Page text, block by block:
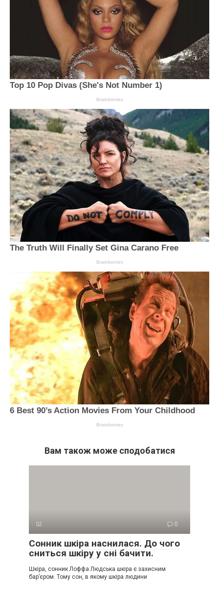
Вам також може сподобатися
Ш 0
Сонник шкіра наснилася. До чого
сниться шкіру у сні бачити.
Шкіра, сонник Лоффа Людська шкіра є захисним
бар’єром. Тому сон, в якому шкіра людини